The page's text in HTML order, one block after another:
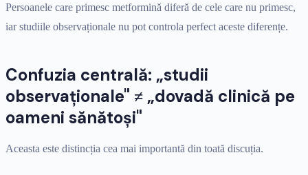
Persoanele care primesc metformină diferă de cele care nu primesc,
iar studiile observaționale nu pot controla perfect aceste diferențe.
Confuzia centrală: „studii
observaționale" ≠ „dovadă clinică pe
oameni sănătoși"
Aceasta este distincția cea mai importantă din toată discuția.